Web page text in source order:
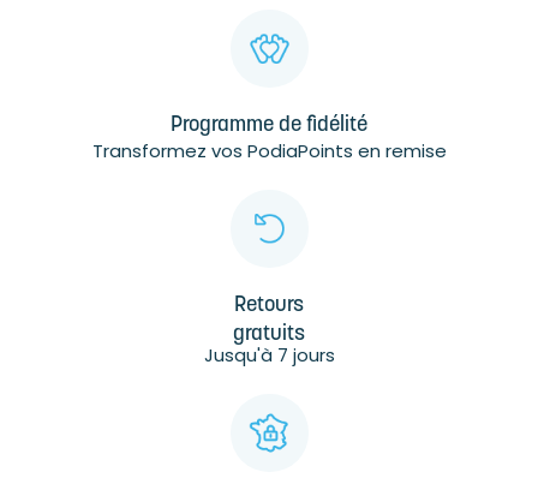
Programme de fidélité
Transformez vos PodiaPoints en remise
Retours
gratuits
Jusqu'à 7 jours